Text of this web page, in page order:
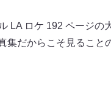
LA ロケ 192 ページ
だからこそ見ること